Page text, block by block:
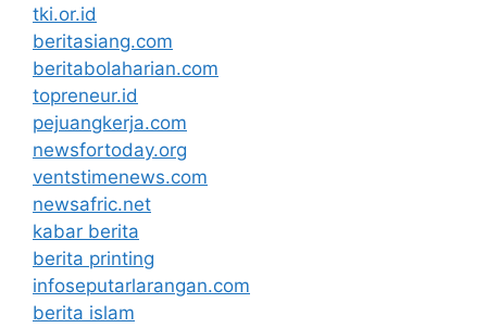
tki.or.id
beritasiang.com
beritabolaharian.com
topreneur.id
pejuangkerja.com
newsfortoday.org
ventstimenews.com
newsafric.net
kabar berita
berita printing
infoseputarlarangan.com
berita islam